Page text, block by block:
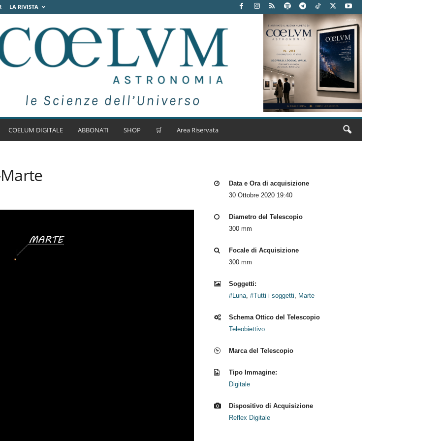
LA RIVISTA
COELUM DIGITALE ABBONATI SHOP 🛒 Area Riservata
Data e Ora di acquisizione
30 Ottobre 2020 19:40
Diametro del Telescopio
300 mm
Focale di Acquisizione
300 mm
Soggetti:
#Luna, #Tutti i soggetti, Marte
Schema Ottico del Telescopio
Teleobiettivo
Marca del Telescopio
Tipo Immagine:
Digitale
Dispositivo di Acquisizione
Reflex Digitale